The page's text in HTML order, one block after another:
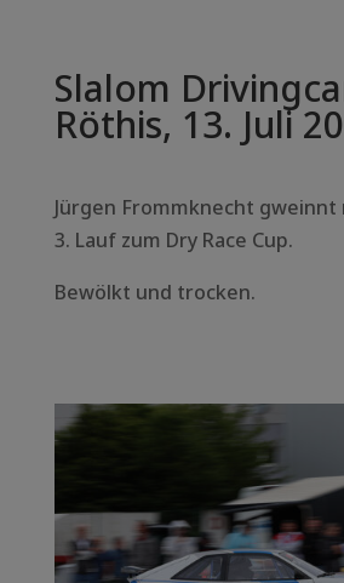
Slalom
Röthis, 13. Juli
Jürgen Frommknecht gweinnt
3. Lauf zum Dry Race Cup.
Bewölkt und trocken.